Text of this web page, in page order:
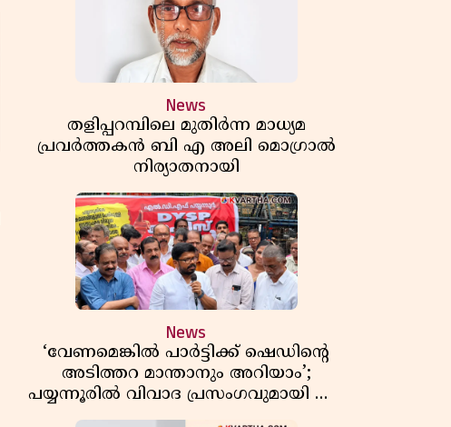
News
തളിപ്പറമ്പിലെ മുതിർന്ന മാധ്യമ
പ്രവർത്തകൻ ബി എ അലി മൊഗ്രാൽ
നിര്യാതനായി
News
‘വേണമെങ്കിൽ പാർട്ടിക്ക് ഷെഡിൻ്റെ
അടിത്തറ മാന്താനും അറിയാം’;
പയ്യന്നൂരിൽ വിവാദ പ്രസംഗവുമായി കെ
കെ രാഗേഷ്